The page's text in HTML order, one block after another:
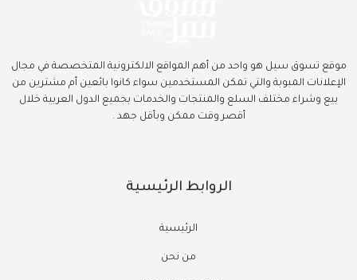
موقع تسوق سيل هو واحد من أهم المواقع الالكترونية المتخصصة في مجال
الإعلانات المبوبة والتي تمكن المستخدمين سواء كانوا بائعين أم مشترين من
بيع وشراء مختلف السلع والمنتجات والخدمات بجميع الدول العربية خلال
أقصر وقت ممكن وبأقل جهد .
الروابط الرئيسية
الرئيسية
من نحن